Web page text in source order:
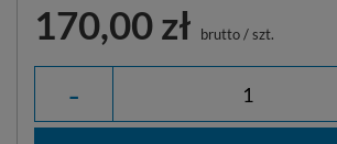
170,00 zł brutto/szt.
-